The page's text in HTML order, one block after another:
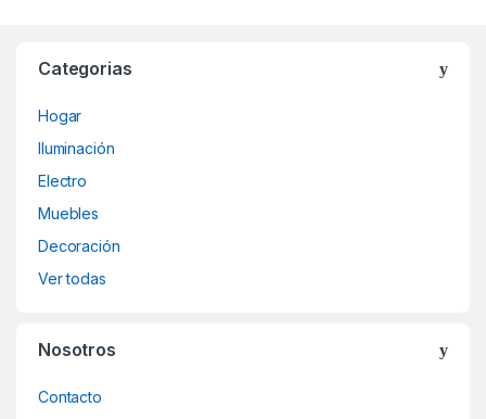
Categorias
Hogar
Iluminación
Electro
Muebles
Decoración
Ver todas
Nosotros
Contacto